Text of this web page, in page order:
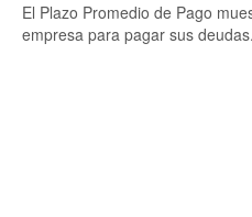
El Plazo Promedio de Pago
empresa para pagar sus deudas.